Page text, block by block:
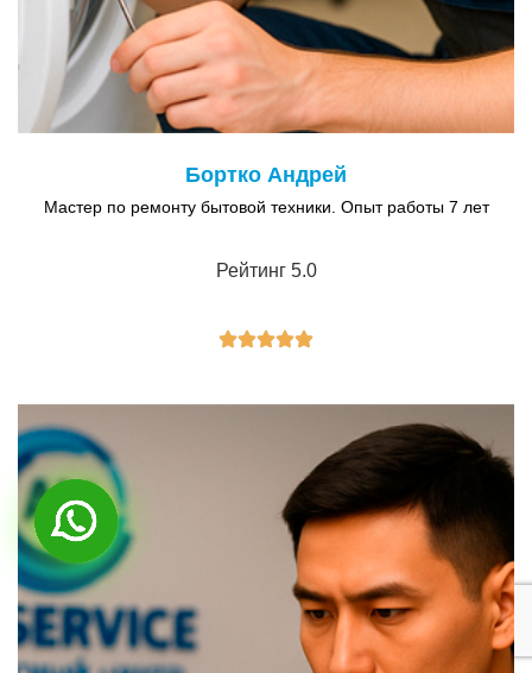
Бортко Андрей
Мастер по ремонту бытовой техники. Опыт работы 7 лет
Рейтинг 5.0